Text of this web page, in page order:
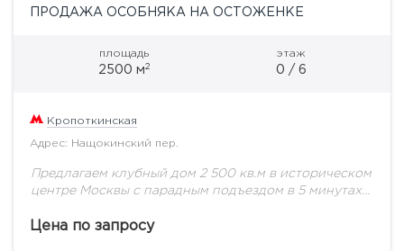
ПРОДАЖА ОСОБНЯКА НА ОСТОЖЕНКЕ
площадь
2500 м2
этаж
0 / 6
Кропоткинская
Адрес: Нащокинский пер.
Предлагаем клубный дом 2 500 кв.м в историческом
центре Москвы с парадным подъездом в 5 минутах
Восстановленный по историческим образцам 5-
Цена по запросу